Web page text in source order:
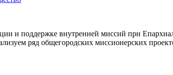
и поддержке внутренней миссий при
ряд общегородских миссионерских